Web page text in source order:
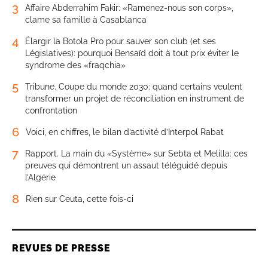
3
Affaire Abderrahim Fakir: «Ramenez-nous son corps»,
clame sa famille à Casablanca
4
Élargir la Botola Pro pour sauver son club (et ses
Législatives): pourquoi Bensaïd doit à tout prix éviter le
syndrome des «fraqchia»
5
Tribune. Coupe du monde 2030: quand certains veulent
transformer un projet de réconciliation en instrument de
confrontation
6 Voici, en chiffres, le bilan d’activité d’Interpol Rabat
7
Rapport. La main du «Système» sur Sebta et Melilla: ces
preuves qui démontrent un assaut téléguidé depuis
l’Algérie
8 Rien sur Ceuta, cette fois-ci
REVUES DE PRESSE